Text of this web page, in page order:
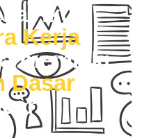
ikut
Kerja
memiliki
Dasar